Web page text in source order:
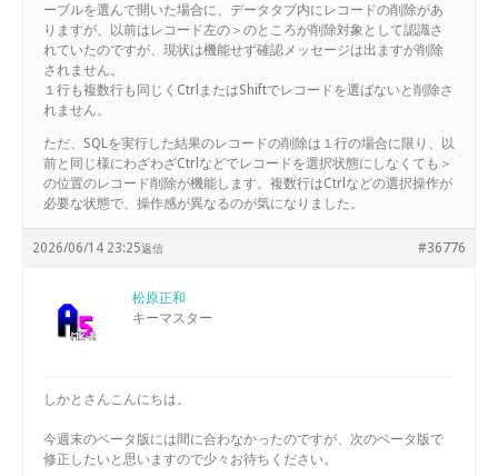
ーブルを選んで開いた場合に、データタブ内にレコードの削除があ
りますが、以前はレコード左の＞のところが削除対象として認識さ
れていたのですが、現状は機能せず確認メッセージは出ますが削除
されません。
１行も複数行も同じくCtrlまたはShiftでレコードを選ばないと削除さ
れません。
ただ、SQLを実行した結果のレコードの削除は１行の場合に限り、以
前と同じ様にわざわざCtrlなどでレコードを選択状態にしなくても＞
の位置のレコード削除が機能します。複数行はCtrlなどの選択操作が
必要な状態で、操作感が異なるのが気になりました。
2026/06/14 23:25 #36776
返信
松原正和
キーマスター
しかとさんこんにちは。
今週末のベータ版には間に合わなかったのですが、次のベータ版で
修正したいと思いますので少々お待ちください。